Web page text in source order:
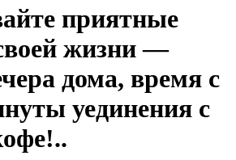
приятные
жизни —
дома, время с
уединения с